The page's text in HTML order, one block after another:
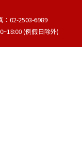
02-2503-6989
(例假日除外)